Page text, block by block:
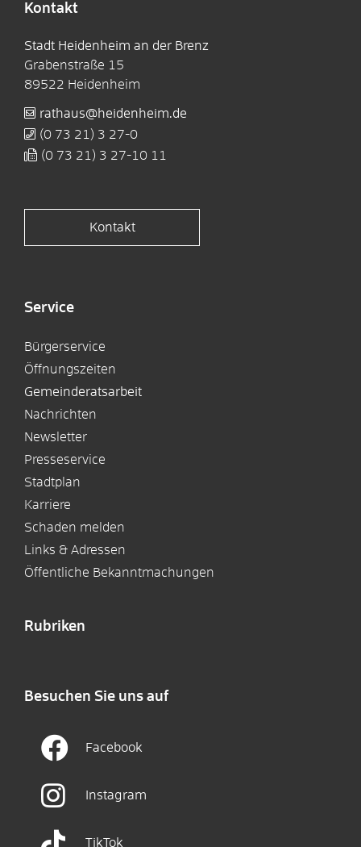
Kontakt
Stadt Heidenheim an der Brenz
Grabenstraße 15
89522 Heidenheim
rathaus@heidenheim.de
(0 73 21) 3 27-0
(0 73 21) 3 27-10 11
Kontakt
Service
Bürgerservice
Öffnungszeiten
Gemeinderatsarbeit
Nachrichten
Newsletter
Presseservice
Stadtplan
Karriere
Schaden melden
Links & Adressen
Öffentliche Bekanntmachungen
Rubriken
Besuchen Sie uns auf
Facebook
Instagram
TikTok